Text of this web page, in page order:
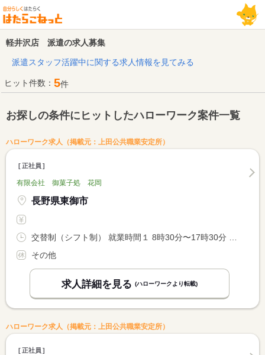
軽井沢店 派遣の求人募集
派遣スタッフ活躍中に関する求人情報を見てみる
ヒット件数： 5件
お探しの条件にヒットしたハローワーク案件一覧
ハローワーク求人（掲載元：上田公共職業安定所）
正社員
有限会社 御菓子処 花岡
長野県東御市
その他
求人詳細を見る (ハローワークより転載)
ハローワーク求人（掲載元：上田公共職業安定所）
正社員